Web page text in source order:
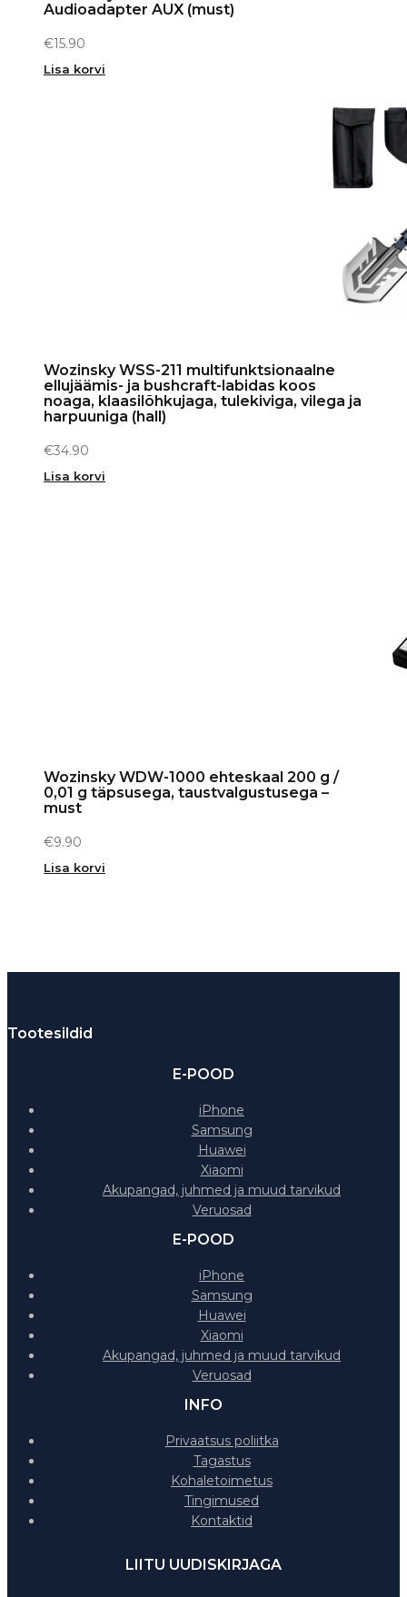
Audioadapter AUX (must)
€15.90
Lisa korvi
Wozinsky WSS-211 multifunktsionaalne
ellujäämis- ja bushcraft-labidas koos
noaga, klaasilõhkujaga, tulekiviga, vilega ja
harpuuniga (hall)
€34.90
Lisa korvi
Wozinsky WDW-1000 ehteskaal 200 g /
0,01 g täpsusega, taustvalgustusega –
must
€9.90
Lisa korvi
Tootesildid
E-POOD
iPhone
Samsung
Huawei
Xiaomi
Akupangad, juhmed ja muud tarvikud
Veruosad
E-POOD
iPhone
Samsung
Huawei
Xiaomi
Akupangad, juhmed ja muud tarvikud
Veruosad
INFO
Privaatsus poliitka
Tagastus
Kohaletoimetus
Tingimused
Kontaktid
LIITU UUDISKIRJAGA